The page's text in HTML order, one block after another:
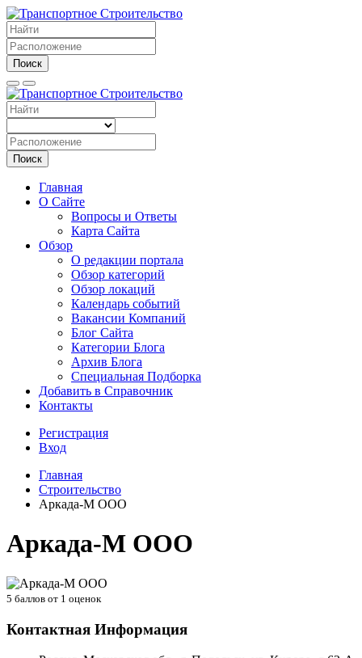
Поиск
Поиск
Главная
О Сайте
Вопросы и Ответы
Карта Сайта
Обзор
О редакции портала
Обзор категорий
Обзор локаций
Календарь событий
Вакансии Компаний
Блог Сайта
Категории Блога
Архив Блога
Специальная Подборка
Добавить в Справочник
Контакты
Регистрация
Вход
Главная
Строительство
Аркада-М ООО
Аркада-М ООО
5 баллов от 1 оценок
Контактная Информация